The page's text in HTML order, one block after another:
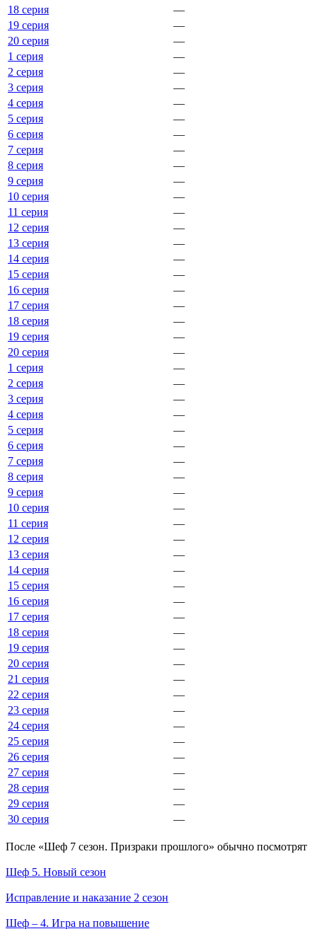
18 серия
—
19 серия
—
20 серия
—
1 серия
—
2 серия
—
3 серия
—
4 серия
—
5 серия
—
6 серия
—
7 серия
—
8 серия
—
9 серия
—
10 серия
—
11 серия
—
12 серия
—
13 серия
—
14 серия
—
15 серия
—
16 серия
—
17 серия
—
18 серия
—
19 серия
—
20 серия
—
1 серия
—
2 серия
—
3 серия
—
4 серия
—
5 серия
—
6 серия
—
7 серия
—
8 серия
—
9 серия
—
10 серия
—
11 серия
—
12 серия
—
13 серия
—
14 серия
—
15 серия
—
16 серия
—
17 серия
—
18 серия
—
19 серия
—
20 серия
—
21 серия
—
22 серия
—
23 серия
—
24 серия
—
25 серия
—
26 серия
—
27 серия
—
28 серия
—
29 серия
—
30 серия
—
По­сле «Шеф 7 сезон. Призраки прошлого» обыч­но по­смот­рят
Шеф 5. Новый сезон
Исправление и наказание 2 сезон
Шеф – 4. Игра на повышение